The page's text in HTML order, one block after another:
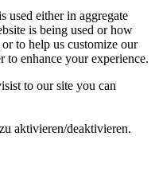
used either in aggregate
is being used or how
to help us customize our
enhance your experience.
to our site you can
aktivieren/deaktivieren.